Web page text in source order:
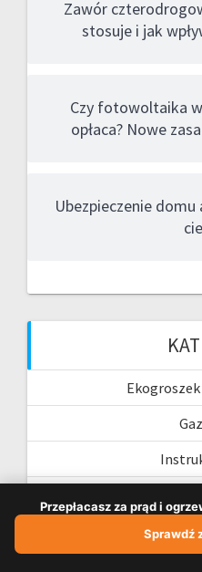
Zawór
stosuje i jak
Czy fotowoltaika
opłaca? Nowe
Ubezpieczenie
Gaz
Przepłacasz za prąd i
Sprawdź